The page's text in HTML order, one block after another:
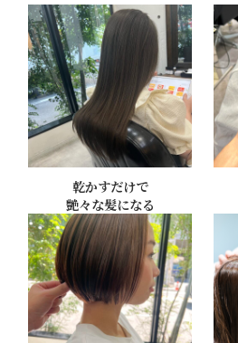
乾かすだけで
艶々な髪になる